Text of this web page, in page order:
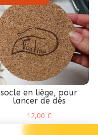
socle en liège, pour
lancer de dés
12,00€